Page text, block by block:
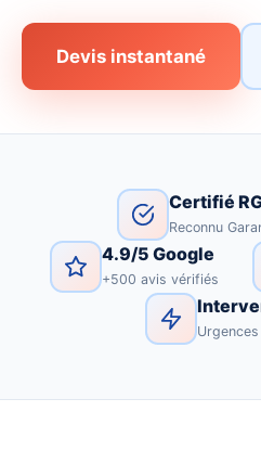
Devis instantané
Certifié
Reconnu
4.9/5 Google
+500 avis vérifiés